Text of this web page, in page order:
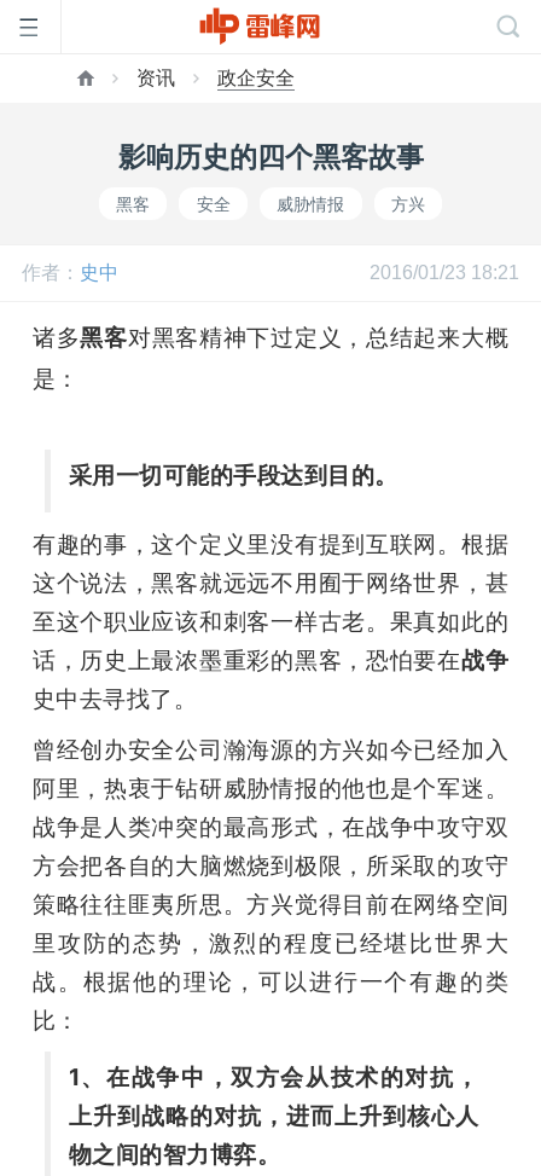
峰
公
开
课
活
动
中
心
GAIR
题
资讯 政企安全
影响历史的四个黑客故事
黑客 安全 威胁情报 方兴
作者： 史中 2016/01/23 18:21
诸多黑客对黑客精神下过定义，总结起来大概
是：
采用一切可能的手段达到目的。
有趣的事，这个定义里没有提到互联网。根据
这个说法，黑客就远远不用囿于网络世界，甚
至这个职业应该和刺客一样古老。果真如此的
话，历史上最浓墨重彩的黑客，恐怕要在战争
史中去寻找了。
曾经创办安全公司瀚海源的方兴如今已经加入
阿里，热衷于钻研威胁情报的他也是个军迷。
战争是人类冲突的最高形式，在战争中攻守双
方会把各自的大脑燃烧到极限，所采取的攻守
策略往往匪夷所思。方兴觉得目前在网络空间
里攻防的态势，激烈的程度已经堪比世界大
战。根据他的理论，可以进行一个有趣的类
比：
1、在战争中，双方会从技术的对抗，
上升到战略的对抗，进而上升到核心人
物之间的智力博弈。